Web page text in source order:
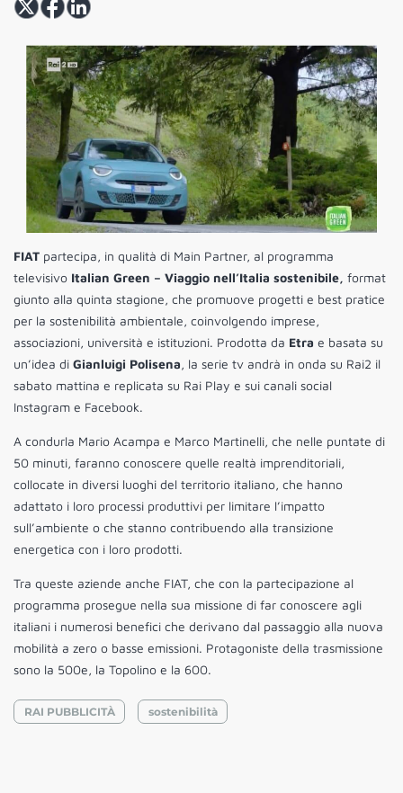
FIAT partecipa, in qualità di Main Partner, al programma
televisivo Italian Green – Viaggio nell’Italia sostenibile, format
giunto alla quinta stagione, che promuove progetti e best pratice
per la sostenibilità ambientale, coinvolgendo imprese,
associazioni, università e istituzioni. Prodotta da Etra e basata su
un’idea di Gianluigi Polisena, la serie tv andrà in onda su Rai2 il
sabato mattina e replicata su Rai Play e sui canali social
Instagram e Facebook.
A condurla Mario Acampa e Marco Martinelli, che nelle puntate di
50 minuti, faranno conoscere quelle realtà imprenditoriali,
collocate in diversi luoghi del territorio italiano, che hanno
adattato i loro processi produttivi per limitare l’impatto
sull’ambiente o che stanno contribuendo alla transizione
energetica con i loro prodotti.
Tra queste aziende anche FIAT, che con la partecipazione al
programma prosegue nella sua missione di far conoscere agli
italiani i numerosi benefici che derivano dal passaggio alla nuova
mobilità a zero o basse emissioni. Protagoniste della trasmissione
sono la 500e, la Topolino e la 600.
RAI PUBBLICITÀ sostenibilità